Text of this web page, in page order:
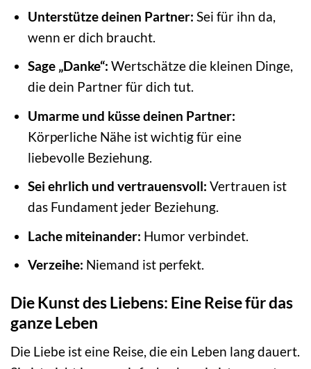
Unterstütze deinen Partner: Sei für ihn da,
wenn er dich braucht.
Sage „Danke“: Wertschätze die kleinen Dinge,
die dein Partner für dich tut.
Umarme und küsse deinen Partner:
Körperliche Nähe ist wichtig für eine
liebevolle Beziehung.
Sei ehrlich und vertrauensvoll: Vertrauen ist
das Fundament jeder Beziehung.
Lache miteinander: Humor verbindet.
Verzeihe: Niemand ist perfekt.
Die Kunst des Liebens: Eine Reise für das
ganze Leben
Die Liebe ist eine Reise, die ein Leben lang dauert.